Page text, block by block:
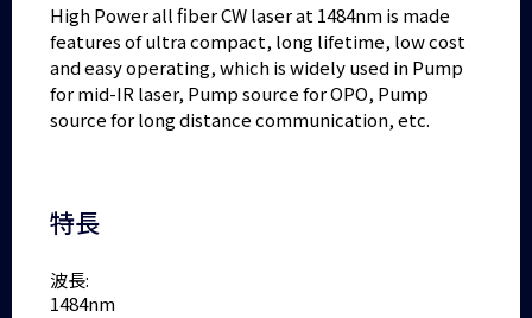
High Power all fiber CW laser at 1484nm is made
features of ultra compact, long lifetime, low cost
and easy operating, which is widely used in Pump
for mid-IR laser, Pump source for OPO, Pump
source for long distance communication, etc.
特長
波長:
1484nm